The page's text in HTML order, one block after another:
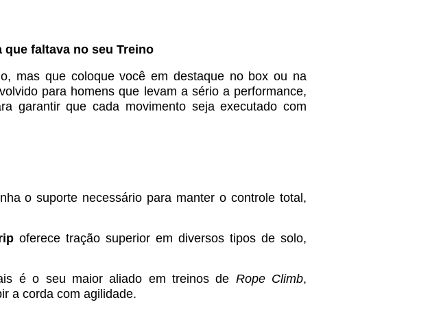
faltava no seu Treino
mas que coloque você em destaque no box ou na
para homens que levam a sério a performance,
garantir que cada movimento seja executado com
o suporte necessário para manter o controle total,
oferece tração superior em diversos tipos de solo,
é o seu maior aliado em treinos de Rope Climb,
a corda com agilidade.